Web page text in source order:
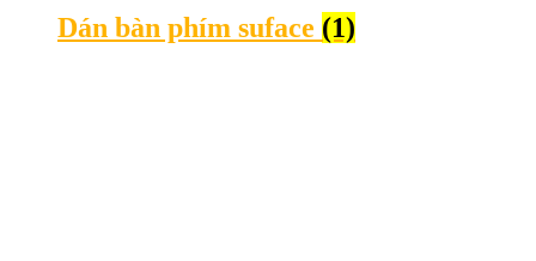
Dán bàn phím suface (1)